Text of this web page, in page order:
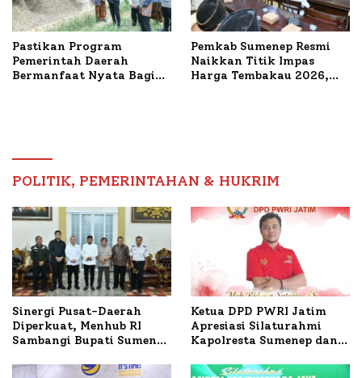
Pastikan Program
Pemerintah Daerah
Bermanfaat Nyata Bagi
Pemkab Sumenep Resmi
Naikkan Titik Impas
Harga Tembakau 2026,
POLITIK, PEMERINTAHAN & HUKRIM
Sinergi Pusat-Daerah
Diperkuat, Menhub RI
Sambangi Bupati Sumenep
Mutiara Sentosa II
Ketua DPD PWRI Jatim
Apresiasi Silaturahmi
Kapolresta Sumenep dan
Ideal Polri-Pers